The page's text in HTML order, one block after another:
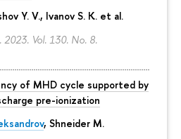
Y. V., Ivanov S. K. et al.
2023. Vol. 130. No. 8.
of MHD cycle supported by
pre-ionization
, Shneider M.